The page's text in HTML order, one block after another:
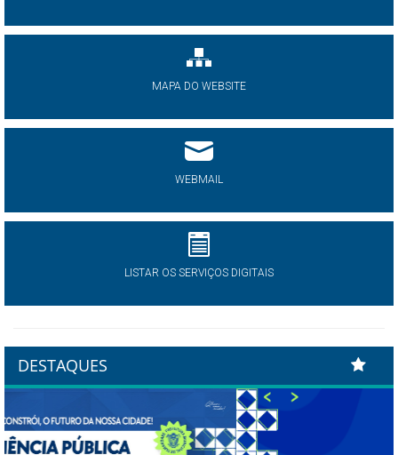
MAPA DO WEBSITE
WEBMAIL
LISTAR OS SERVIÇOS DIGITAIS
DESTAQUES